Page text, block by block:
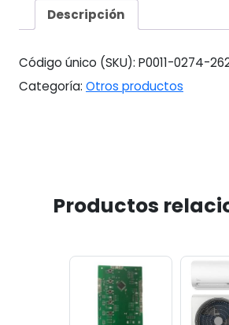
Tca.
1
#7584
cantidad
Descripción
Código único (SKU): P0011-0274-
Categoría: Otros productos
Productos